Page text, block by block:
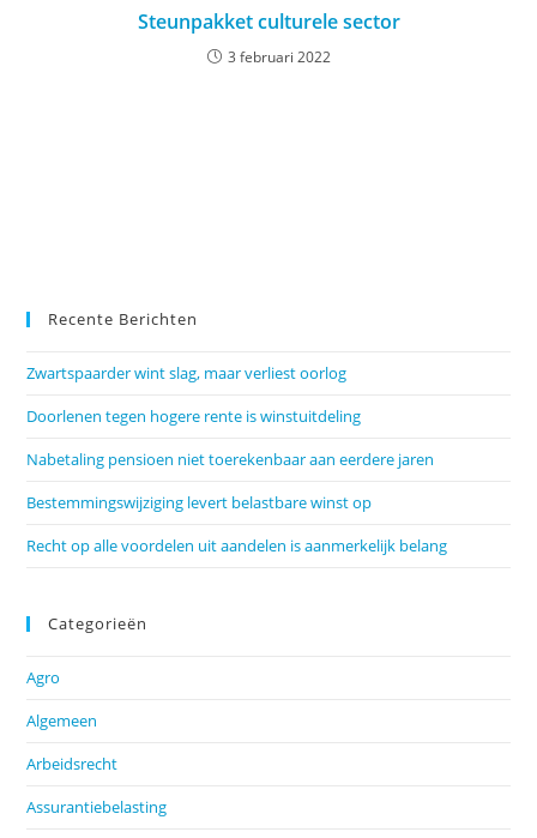
Steunpakket culturele sector
3 februari 2022
Recente Berichten
Zwartspaarder wint slag, maar verliest oorlog
Doorlenen tegen hogere rente is winstuitdeling
Nabetaling pensioen niet toerekenbaar aan eerdere jaren
Bestemmingswijziging levert belastbare winst op
Recht op alle voordelen uit aandelen is aanmerkelijk belang
Categorieën
Agro
Algemeen
Arbeidsrecht
Assurantiebelasting